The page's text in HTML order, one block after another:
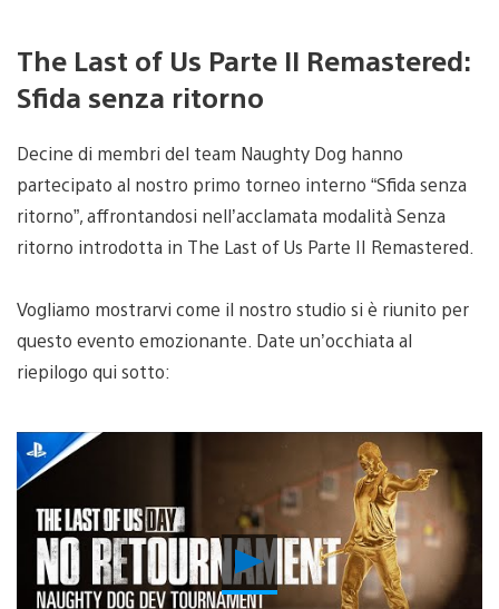
The Last of Us Parte II Remastered:
Sfida senza ritorno
Decine di membri del team Naughty Dog hanno
partecipato al nostro primo torneo interno “Sfida senza
ritorno”, affrontandosi nell’acclamata modalità Senza
ritorno introdotta in The Last of Us Parte II Remastered.
Vogliamo mostrarvi come il nostro studio si è riunito per
questo evento emozionante. Date un’occhiata al
riepilogo qui sotto:
Riproduci
video